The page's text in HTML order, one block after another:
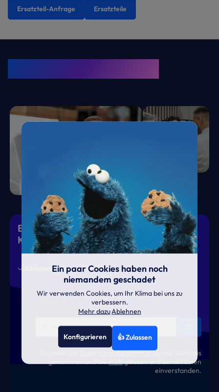
Ersatzteil-Anfrage Ersatzteile
Eiskalte Deals & heiße News für gutes
Klima
News Termine
Datenschutzbestimmungen
zur Kenntnis
genommen und dieAGBgelesen und bin mit ihnen
einverstanden.
Ein paar Cookies haben noch
niemandem geschadet
Wir verwenden Cookies, um Ihr Klima bei uns zu
verbessern.
Mehr dazuAblehnen
Konfigurieren 👍 Zulassen